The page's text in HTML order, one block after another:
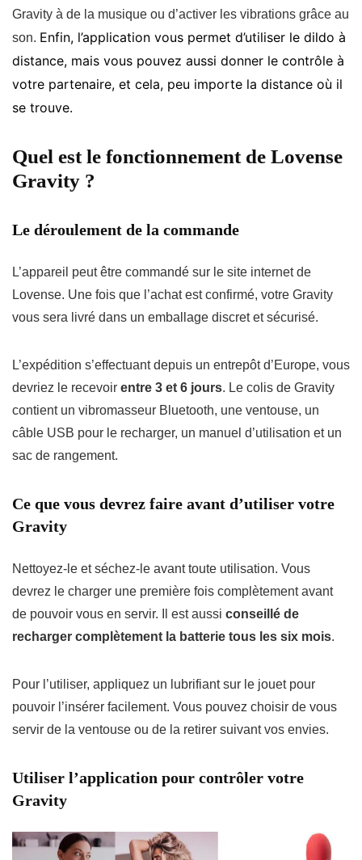
Gravity à de la musique ou d’activer les vibrations grâce au
son. Enfin, l’application vous permet d’utiliser le dildo à
distance, mais vous pouvez aussi donner le contrôle à
votre partenaire, et cela, peu importe la distance où il
se trouve.
Quel est le fonctionnement de Lovense
Gravity ?
Le déroulement de la commande
L’appareil peut être commandé sur le site internet de
Lovense. Une fois que l’achat est confirmé, votre Gravity
vous sera livré dans un emballage discret et sécurisé.
L’expédition s’effectuant depuis un entrepôt d’Europe, vous
devriez le recevoir entre 3 et 6 jours. Le colis de Gravity
contient un vibromasseur Bluetooth, une ventouse, un
câble USB pour le recharger, un manuel d’utilisation et un
sac de rangement.
Ce que vous devrez faire avant d’utiliser votre
Gravity
Nettoyez-le et séchez-le avant toute utilisation. Vous
devrez le charger une première fois complètement avant
de pouvoir vous en servir. Il est aussi conseillé de
recharger complètement la batterie tous les six mois.
Pour l’utiliser, appliquez un lubrifiant sur le jouet pour
pouvoir l’insérer facilement. Vous pouvez choisir de vous
servir de la ventouse ou de la retirer suivant vos envies.
Utiliser l’application pour contrôler votre
Gravity